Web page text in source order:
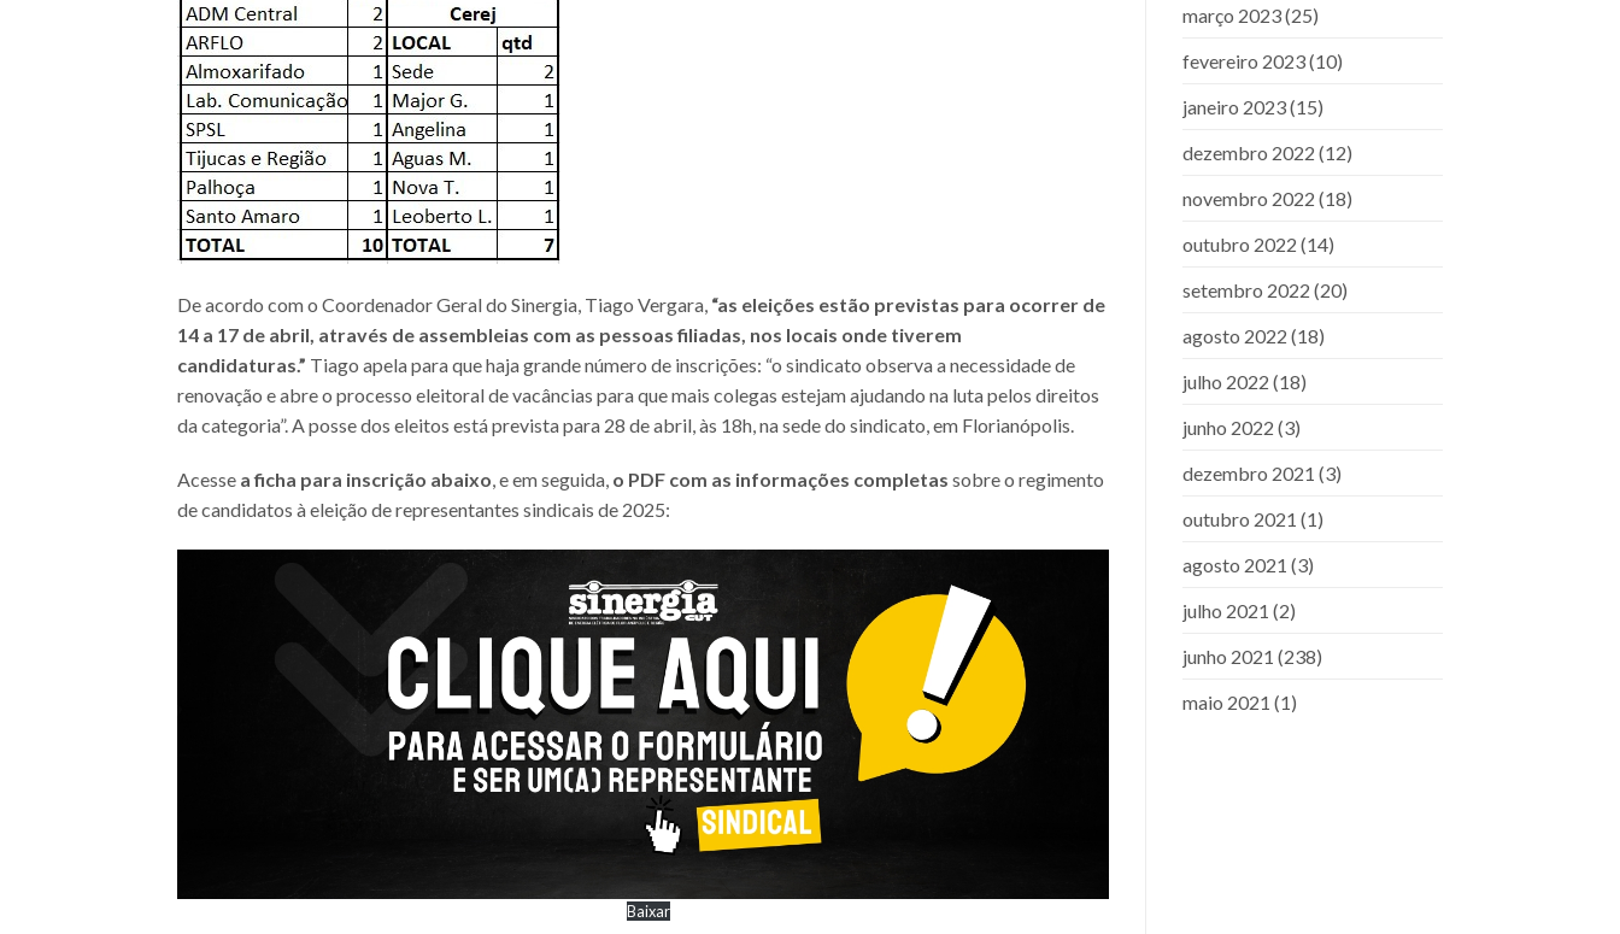
De acordo com o Coordenador Geral do Sinergia, Tiago Vergara, “as eleições estão previstas para ocorrer de
14 a 17 de abril, através de assembleias com as pessoas filiadas, nos locais onde tiverem
candidaturas.” Tiago apela para que haja grande número de inscrições: “o sindicato observa a necessidade de
renovação e abre o processo eleitoral de vacâncias para que mais colegas estejam ajudando na luta pelos direitos
da categoria”. A posse dos eleitos está prevista para 28 de abril, às 18h, na sede do sindicato, em Florianópolis.
Acesse a ficha para inscrição abaixo, e em seguida, o PDF com as informações completas sobre o regimento
de candidatos à eleição de representantes sindicais de 2025:
Baixar
março 2023(25)
fevereiro 2023(10)
janeiro 2023(15)
dezembro 2022 (12)
novembro 2022 (18)
outubro 2022 (14)
setembro 2022 (20)
agosto 2022 (18)
julho 2022 (18)
junho 2022 (3)
dezembro 2021 (3)
outubro 2021 (1)
agosto 2021 (3)
julho 2021 (2)
junho 2021 (238)
maio 2021 (1)